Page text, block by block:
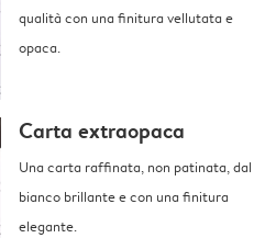
qualità con una finitura vellutata e
opaca.
Carta extraopaca
Una carta raffinata, non patinata, dal
bianco brillante e con una finitura
elegante.